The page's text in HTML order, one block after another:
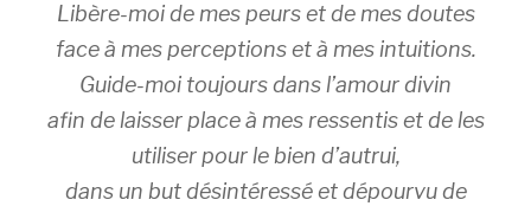
Libère-moi de mes peurs et de mes doutes
face à mes perceptions et à mes intuitions.
Guide-moi toujours dans l’amour divin
afin de laisser place à mes ressentis et de les
utiliser pour le bien d’autrui,
dans un but désintéressé et dépourvu de